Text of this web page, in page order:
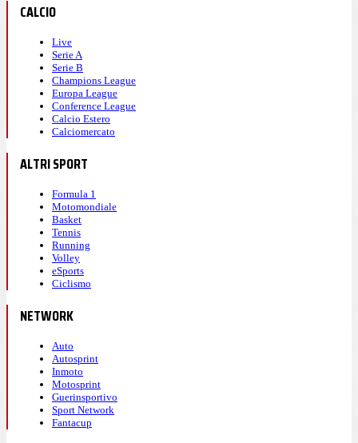
CALCIO
Live
Serie A
Serie B
Champions League
Europa League
Conference League
Calcio Estero
Calciomercato
ALTRI SPORT
Formula 1
Motomondiale
Basket
Tennis
Running
Volley
eSports
Ciclismo
NETWORK
Auto
Autosprint
Inmoto
Motosprint
Guerinsportivo
Sport Network
Fantacup